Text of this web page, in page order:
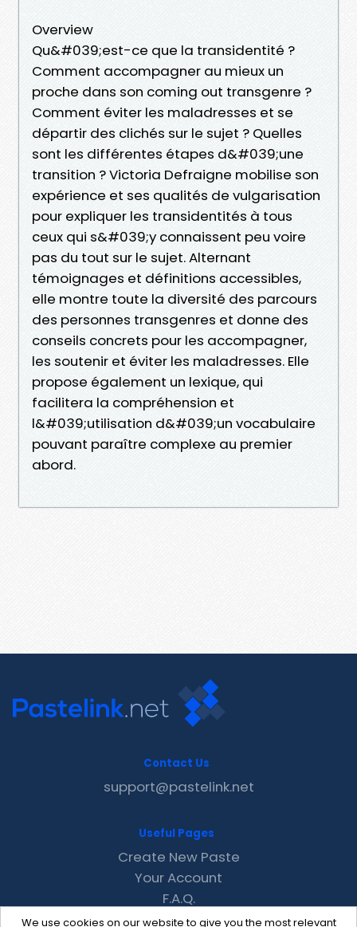
Overview
Qu&#039;est-ce que la transidentité ?
Comment accompagner au mieux un
proche dans son coming out transgenre ?
Comment éviter les maladresses et se
départir des clichés sur le sujet ? Quelles
sont les différentes étapes d&#039;une
transition ? Victoria Defraigne mobilise son
expérience et ses qualités de vulgarisation
pour expliquer les transidentités à tous
ceux qui s&#039;y connaissent peu voire
pas du tout sur le sujet. Alternant
témoignages et définitions accessibles,
elle montre toute la diversité des parcours
des personnes transgenres et donne des
conseils concrets pour les accompagner,
les soutenir et éviter les maladresses. Elle
propose également un lexique, qui
facilitera la compréhension et
l&#039;utilisation d&#039;un vocabulaire
pouvant paraître complexe au premier
abord.
We use cookies on our website to give you the most relevant
Contact Us
support@pastelink.net
Useful Pages
Create New Paste
Your Account
F.A.Q.
Recent